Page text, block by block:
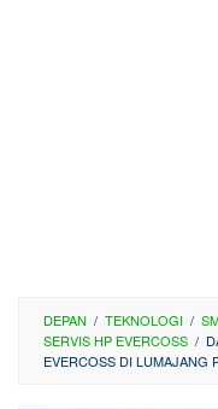
DEPAN / TEKNOLOGI /
SERVIS HP EVERCOSS /
EVERCOSS DI LUMAJANG